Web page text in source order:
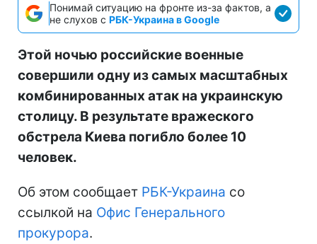
Понимай ситуацию на фронте из-за фактов, а
не слухов с РБК-Украина в Google
Этой ночью российские военные
совершили одну из самых масштабных
комбинированных атак на украинскую
столицу. В результате вражеского
обстрела Киева погибло более 10
человек.
Об этом сообщает РБК-Украина со
ссылкой на Офис Генерального
прокурора.